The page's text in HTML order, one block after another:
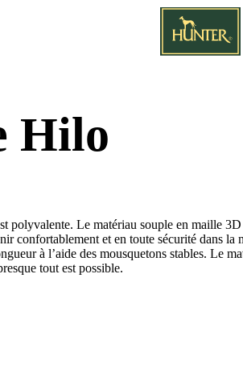
Hilo
Le matériau souple en maille
confortablement et en toute sécurité dans
à l’aide des mousquetons stables. Le
tout est possible.